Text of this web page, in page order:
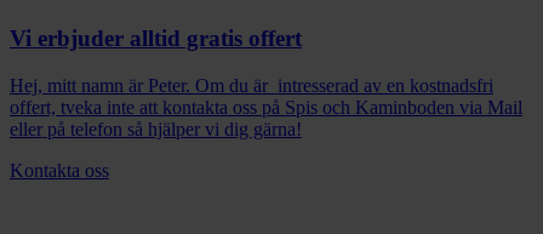
Vi erbjuder alltid gratis offert
Hej, mitt namn är Peter. Om du är intresserad av en kostnadsfri
offert, tveka inte att kontakta oss på Spis och Kaminboden via Mail
eller på telefon så hjälper vi dig gärna!
Kontakta oss